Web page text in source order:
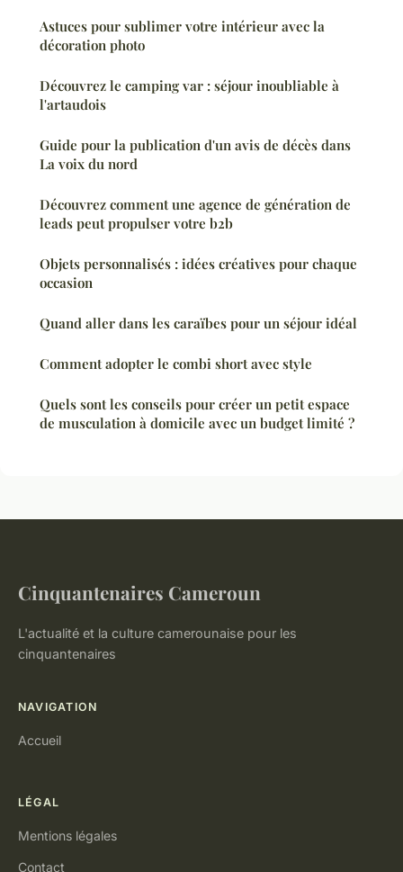
Astuces pour sublimer votre intérieur avec la
décoration photo
Découvrez le camping var : séjour inoubliable à
l'artaudois
Guide pour la publication d'un avis de décès dans
La voix du nord
Découvrez comment une agence de génération de
leads peut propulser votre b2b
Objets personnalisés : idées créatives pour chaque
occasion
Quand aller dans les caraïbes pour un séjour idéal
Comment adopter le combi short avec style
Quels sont les conseils pour créer un petit espace
de musculation à domicile avec un budget limité ?
Cinquantenaires Cameroun
L'actualité et la culture camerounaise pour les
cinquantenaires
NAVIGATION
Accueil
LÉGAL
Mentions légales
Contact